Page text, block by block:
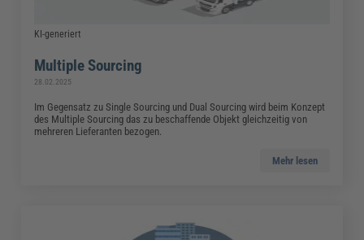
KI-generiert
Multiple Sourcing
28.02.2025
Im Gegensatz zu Single Sourcing und Dual Sourcing wird beim Konzept
des Multiple Sourcing das zu beschaffende Objekt gleichzeitig von
mehreren Lieferanten bezogen.
Mehr lesen